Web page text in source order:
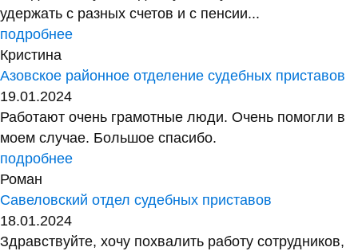
удержать с разных счетов и с пенсии...
подробнее
Кристина
Азовское районное отделение судебных приставов
19.01.2024
Работают очень грамотные люди. Очень помогли в
моем случае. Большое спасибо.
подробнее
Роман
Савеловский отдел судебных приставов
18.01.2024
Здравствуйте, хочу похвалить работу сотрудников,